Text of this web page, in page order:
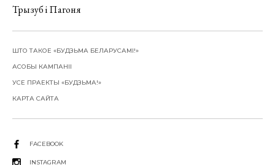
Трызуб і Пагоня
ШТО ТАКОЕ «БУДЗЬМА БЕЛАРУСАМІ!»
АСОБЫ КАМПАНІІ
УСЕ ПРАЕКТЫ «БУДЗЬМА!»
КАРТА САЙТА
FACEBOOK
INSTAGRAM